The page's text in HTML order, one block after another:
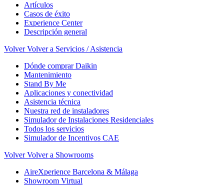
Artículos
Casos de éxito
Experience Center
Descripción general
Volver Volver a Servicios / Asistencia
Dónde comprar Daikin
Mantenimiento
Stand By Me
Aplicaciones y conectividad
Asistencia técnica
Nuestra red de instaladores
Simulador de Instalaciones Residenciales
Todos los servicios
Simulador de Incentivos CAE
Volver Volver a Showrooms
AireXperience Barcelona & Málaga
Showroom Virtual